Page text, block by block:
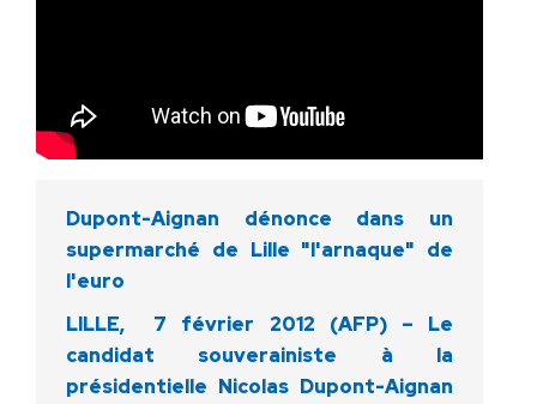
Dupont-Aignan dénonce dans un
supermarché de Lille "l'arnaque" de
l'euro
LILLE, 7 février 2012 (AFP) – Le
candidat souverainiste à la
présidentielle Nicolas Dupont-Aignan